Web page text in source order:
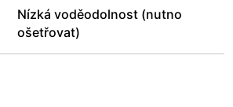
Nízká voděodolnost (nutno
ošetřovat)